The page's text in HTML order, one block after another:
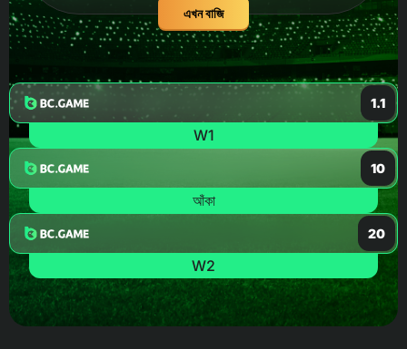
এখন বাজি
1.1
W1
10
আঁকা
20
W2